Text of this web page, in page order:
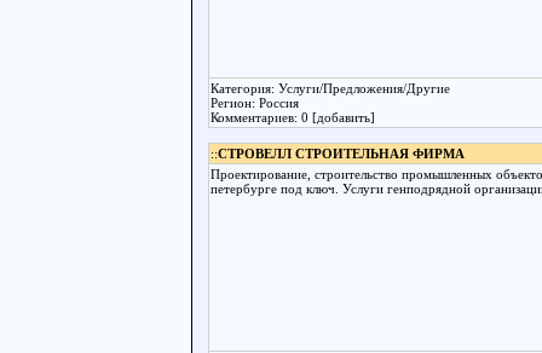
Категория: Услуги/Предложения/Другие
Регион: Россия
Комментариев: 0 [добавить]
::СТРОВЕЛЛ СТРОИТЕЛЬНАЯ ФИРМА
Проектирование, строительство промышленных
петербурге под ключ. Услуги генподрядной